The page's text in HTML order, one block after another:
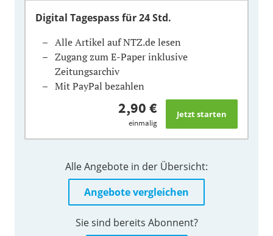
Digital Tagespassfür 24 Std.
Alle Artikel auf NTZ.de lesen
Zugang zum E-Paper inklusive
Zeitungsarchiv
Mit PayPal bezahlen
2,90 €
einmalig
Alle Angebote in der Übersicht:
Angebote vergleichen
Sie sind bereits Abonnent?